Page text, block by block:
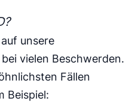
unsere
vielen Beschwerden.
Fällen
Beispiel: